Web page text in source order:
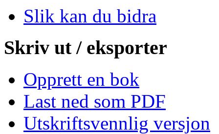
Slik kan du bidra
Skriv ut / eksporter
Opprett en bok
Last ned som PDF
Utskriftsvennlig versjon